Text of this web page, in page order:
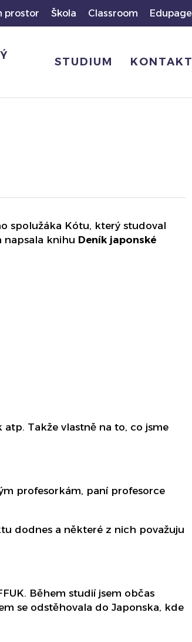
prostor Škola Classroom Edupage
STUDIUM KONTAKT
spolužáka Kótu, který studoval
napsala knihu Deník japonské
Takže vlastně na to, co jsme
profesorkám, paní profesorce
dodnes a některé z nich považuju
Během studií jsem občas
se odstěhovala do Japonska, kde